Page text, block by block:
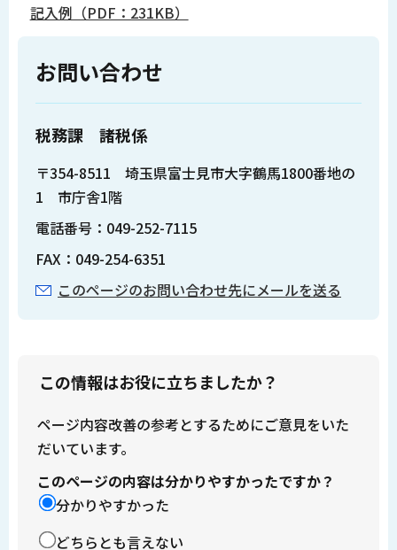
記入例（PDF：231KB）
お問い合わせ
税務課 諸税係
〒354-8511 埼玉県富士見市大字鶴馬1800番地の
1 市庁舎1階
電話番号：049-252-7115
FAX：049-254-6351
このページのお問い合わせ先にメールを送る
この情報はお役に立ちましたか？
ページ内容改善の参考とするためにご意見をいた
だいています。
このページの内容は分かりやすかったですか？
分かりやすかった
どちらとも言えない